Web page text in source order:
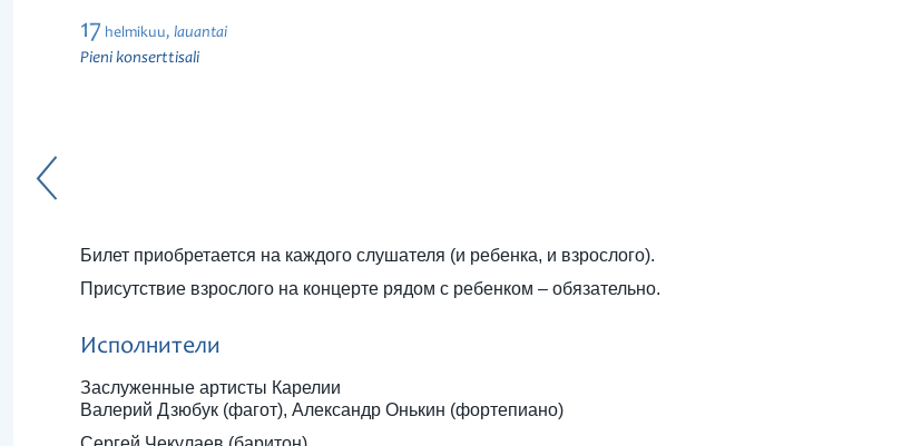
17 helmikuu, lauantai
Pieni konserttisali
Билет приобретается на каждого слушателя (и ребенка, и взрослого).
Присутствие взрослого на концерте рядом с ребенком – обязательно.
Исполнители
Заслуженные артисты Карелии
Валерий Дзюбук (фагот), Александр Онькин (фортепиано)